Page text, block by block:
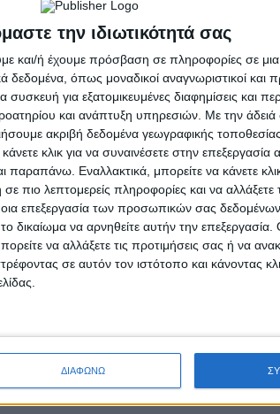
την ιδιωτικότητά σας
και/ή έχουμε πρόσβαση σε πληροφορίες σε
όπως μοναδικοί αναγνωριστικοί και
για εξατομικευμένες διαφημίσεις και
και ανάπτυξη υπηρεσιών. Με την άδειά
ακριβή δεδομένα γεωγραφικής
κλικ για να συναινέσετε στην επεξεργασία
Εναλλακτικά, μπορείτε να κάνετε
πιο λεπτομερείς πληροφορίες και να αλλάξετε
επεξεργασία των προσωπικών σας δεδομένων
δικαίωμα να αρνηθείτε αυτήν την
να αλλάξετε τις προτιμήσεις σας ή να
σε αυτόν τον ιστότοπο και κάνοντας
ΔΙΑΦΩΝΩ
(με την επίδειξη κάρτας ) 4€